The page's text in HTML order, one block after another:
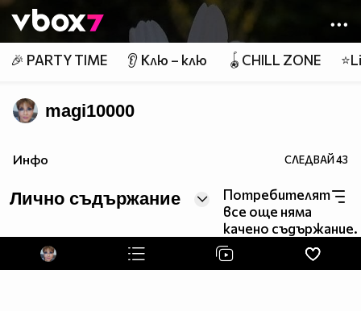
Member of
👾
🎉 PARTY TIME 👂 Клю – клю 🪀CHILL ZONE
magi10000
Инфо СЛЕДВАЙ43
Лично съдържание
Потребителят
все още няма
качено съдържание.